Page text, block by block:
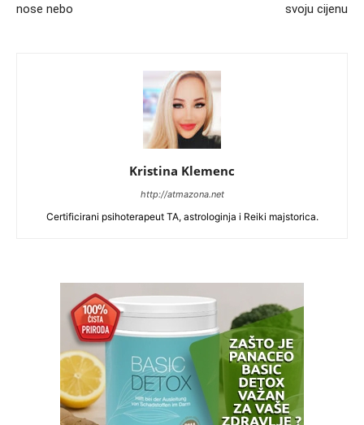
nose nebo
svoju cijenu
Kristina Klemenc
http://atmazona.net
Certificirani psihoterapeut TA, astrologinja i Reiki majstorica.